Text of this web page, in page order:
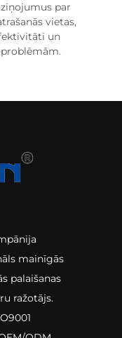
par
vietas,
un
mainīgās
palaišanas
ražotājs.